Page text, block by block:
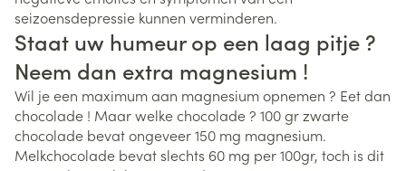
seizoensdepressie kunnen verminderen.
Staat uw humeur op een laag pitje ?
Neem dan extra magnesium !
Wil je een maximum aan magnesium opnemen ? Eet dan
chocolade ! Maar welke chocolade ? 100 gr zwarte
chocolade bevat ongeveer 150 mg magnesium.
Melkchocolade bevat slechts 60 mg per 100gr, toch is dit